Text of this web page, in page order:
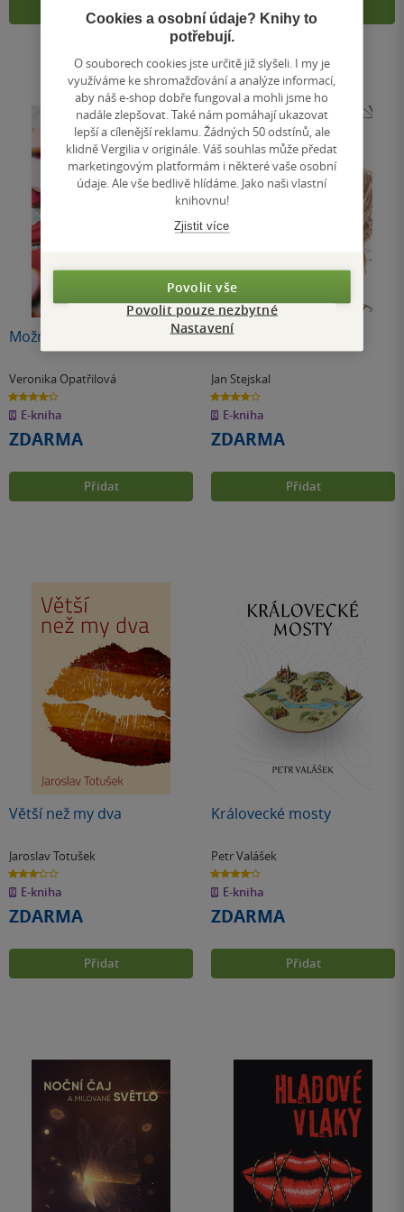
Přidat Přidat
Možnosti Kardamonu
Veronika Opatřilová
4.3
z
5
hvězdiček
E-kniha
ZDARMA
Přidat
Muž na útesu
Jan Stejskal
3.7
z
5
hvězdiček
E-kniha
ZDARMA
Přidat
Větší než my dva
Jaroslav Totušek
3.2
z
5
hvězdiček
E-kniha
ZDARMA
Přidat
Královecké mosty
Petr Valášek
4.0
z
5
hvězdiček
E-kniha
ZDARMA
Přidat
Cookies a osobní údaje? Knihy to
potřebují.
O souborech cookies jste určitě již slyšeli. I my je
využíváme ke shromažďování a analýze informací,
aby náš e-shop dobře fungoval a mohli jsme ho
nadále zlepšovat. Také nám pomáhají ukazovat
lepší a cílenější reklamu. Žádných 50 odstínů, ale
klidně Vergilia v originále. Váš souhlas může předat
marketingovým platformám i některé vaše osobní
údaje. Ale vše bedlivě hlídáme. Jako naši vlastní
knihovnu!
Zjistit více
Povolit vše
Povolit pouze nezbytné
Nastavení